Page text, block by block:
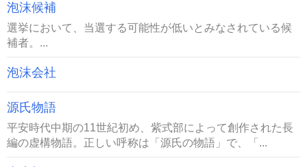
泡沫候補
選挙において、当選する可能性が低いとみなされている候
補者。...
泡沫会社
源氏物語
平安時代中期の11世紀初め、紫式部によって創作された長
編の虚構物語。正しい呼称は「源氏の物語」で、「...